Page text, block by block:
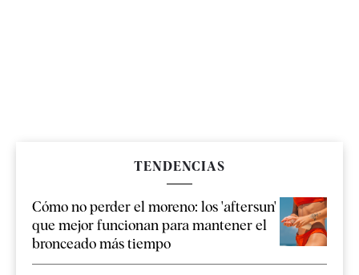
TENDENCIAS
Cómo no perder el moreno: los 'aftersun'
que mejor funcionan para mantener el
bronceado más tiempo